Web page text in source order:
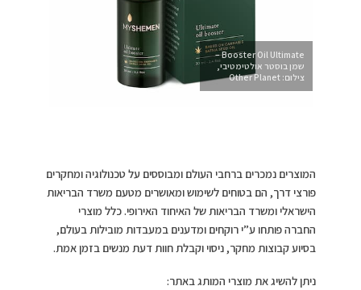
Booster Oil Ultimate –
שמן בוסטר אולטימטיבי,
צילום: Other Planet
המוצרים נמכרים ברחבי העולם ומבוססים על טכנולוגיה ומחקרים
פורצי דרך, הם בטוחים לשימוש ומאושרים מטעם משרד הבריאות
הישראלי ומשרד הבריאות של האיחוד האירופי. כלל מוצרי
החברה פותחו ע”י רוקחים ומדענים במעבדות מובילות בעולם,
בסיוע קבוצות מחקר, ניסוי וקבלת חוות דעת מנשים בזמן אמת.
ניתן להשיג את מוצרי המותג באתר: